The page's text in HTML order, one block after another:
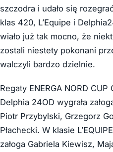
szczodra i udało się
klas 420, L’Equipe i
wiało już tak mocno, że
zostali niestety pokonani
walczyli bardzo dzielnie.
Regaty ENERGA NORD
Delphia 24OD wygrała
Piotr Przybylski, Grzegorz
Płachecki. W klasie
załoga Gabriela Kiewisz,